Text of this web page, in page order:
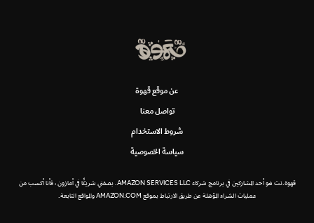
عن موقع قهوة
تواصل معنا
شروط الاستخدام
سياسة الخصوصية
قهوة.نت هو أحد المشاركين في برنامج شركاء AMAZON SERVICES LLC. بصفتي شريكًا في أمازون ، فأنا أكسب من
عمليات الشراء المؤهلة عن طريق الارتباط بموقع AMAZON.COM والمواقع التابعة.